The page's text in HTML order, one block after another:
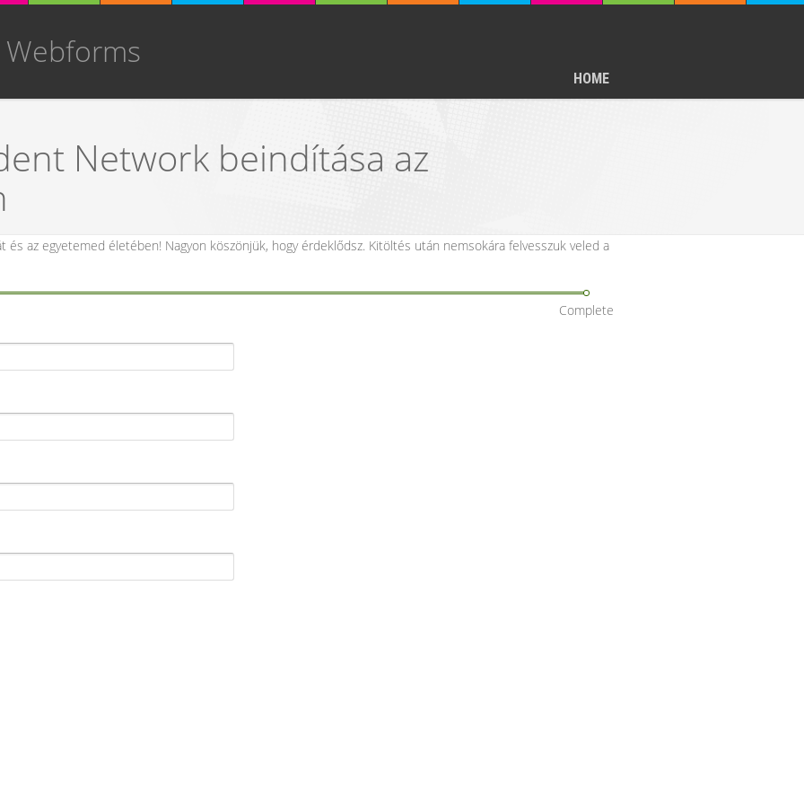
Webforms
HOME
Network beindítása az
és az egyetemed életében! Nagyon köszönjük, hogy érdeklődsz. Kitöltés után nemsokára felvesszuk veled a
Complete